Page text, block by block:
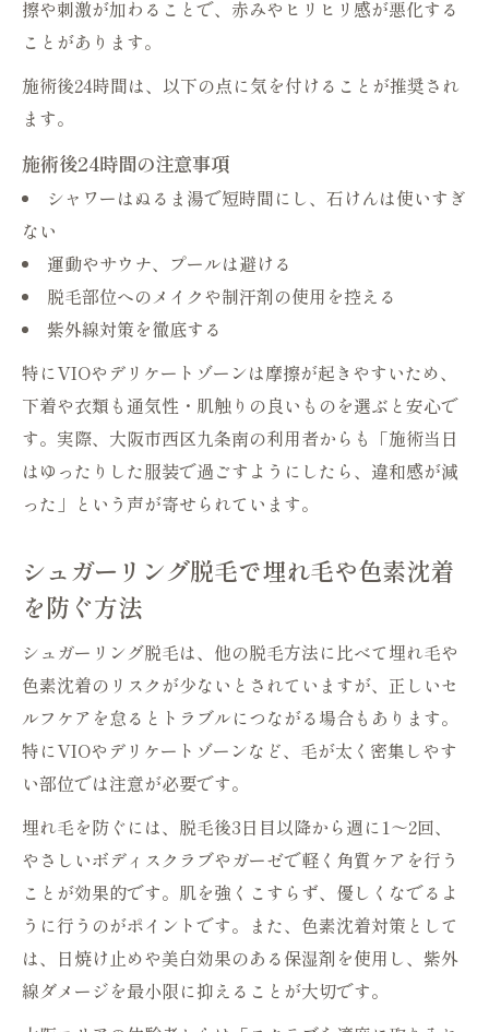
擦や刺激が加わることで、赤みやヒリヒリ感が悪化する
ことがあります。
施術後24時間は、以下の点に気を付けることが推奨され
ます。
施術後24時間の注意事項
シャワーはぬるま湯で短時間にし、石けんは使いすぎ
ない
運動やサウナ、プールは避ける
脱毛部位へのメイクや制汗剤の使用を控える
紫外線対策を徹底する
特にVIOやデリケートゾーンは摩擦が起きやすいため、
下着や衣類も通気性・肌触りの良いものを選ぶと安心で
す。実際、大阪市西区九条南の利用者からも「施術当日
はゆったりした服装で過ごすようにしたら、違和感が減
った」という声が寄せられています。
シュガーリング脱毛で埋れ毛や色素沈着
を防ぐ方法
シュガーリング脱毛は、他の脱毛方法に比べて埋れ毛や
色素沈着のリスクが少ないとされていますが、正しいセ
ルフケアを怠るとトラブルにつながる場合もあります。
特にVIOやデリケートゾーンなど、毛が太く密集しやす
い部位では注意が必要です。
埋れ毛を防ぐには、脱毛後3日目以降から週に1～2回、
やさしいボディスクラブやガーゼで軽く角質ケアを行う
ことが効果的です。肌を強くこすらず、優しくなでるよ
うに行うのがポイントです。また、色素沈着対策として
は、日焼け止めや美白効果のある保湿剤を使用し、紫外
線ダメージを最小限に抑えることが大切です。